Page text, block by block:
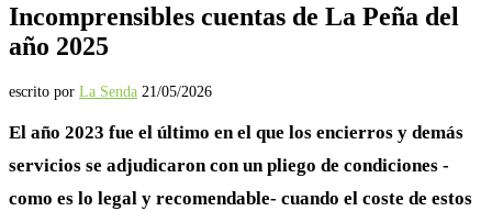
Incomprensibles cuentas de La Peña del
año 2025
escrito por La Senda 21/05/2026
El año 2023 fue el último en el que los encierros y demás
servicios se adjudicaron con un pliego de condiciones -
como es lo legal y recomendable- cuando el coste de estos